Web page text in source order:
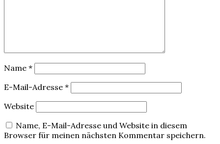
Name *
E-Mail-Adresse *
Website
Name, E-Mail-Adresse und Website in diesem
Browser für meinen nächsten Kommentar speichern.